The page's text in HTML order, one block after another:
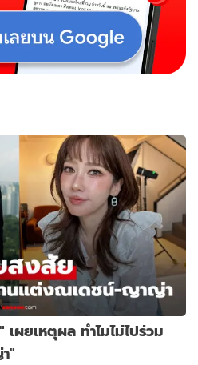
ผยเหตุผล ทำไมไม่ไปร่วม
"